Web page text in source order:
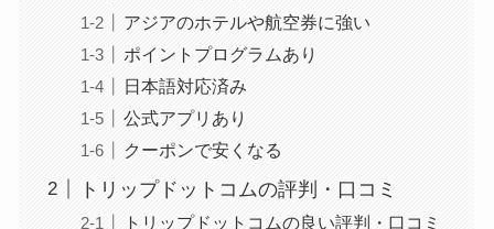
アジアのホテルや航空券に強い
ポイントプログラムあり
日本語対応済み
公式アプリあり
クーポンで安くなる
トリップドットコムの評判・口コミ
トリップドットコムの良い評判・口コミ